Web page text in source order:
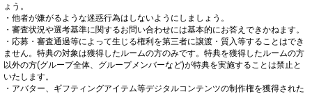
ょう。
・他者が嫌がるような迷惑行為はしないようにしましょう。
・審査状況や選考基準に関するお問い合わせには基本的にお答えできかねます。
・応募・審査通過等によって生じる権利を第三者に譲渡・質入等することはでき
ません。特典の対象は獲得したルームの方のみです。特典を獲得したルームの方
以外の方(グループ全体、グループメンバーなど)が特典を実施することは禁止と
いたします。
・アバター、ギフティングアイテム等デジタルコンテンツの制作権を獲得された